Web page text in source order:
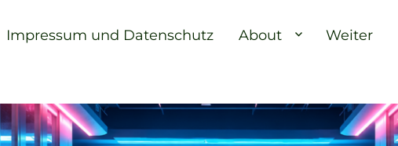
Impressum und Datenschutz About Weiter